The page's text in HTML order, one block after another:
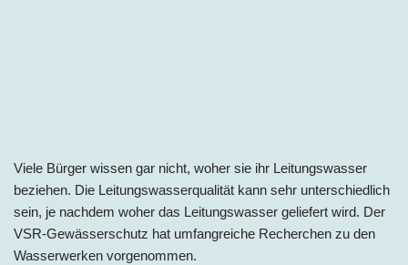
Viele Bürger wissen gar nicht, woher sie ihr Leitungswasser
beziehen. Die Leitungswasserqualität kann sehr unterschiedlich
sein, je nachdem woher das Leitungswasser geliefert wird. Der
VSR-Gewässerschutz hat umfangreiche Recherchen zu den
Wasserwerken vorgenommen.